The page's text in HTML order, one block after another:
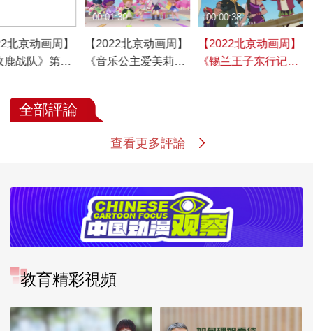
北京动画周】
鹿战队》第一
【2022北京动画周】
《音乐公主爱美莉》
00:01:30
【2022北京动画周】
《锡兰王子东行记》
00:00:38
全部評論
查看更多評論
教育精彩視頻